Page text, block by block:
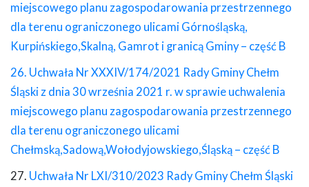
miejscowego planu zagospodarowania przestrzennego
dla terenu ograniczonego ulicami Górnośląską,
Kurpińskiego,Skalną, Gamrot i granicą Gminy – część B
26. Uchwała Nr XXXIV/174/2021 Rady Gminy Chełm
Śląski z dnia 30 września 2021 r. w sprawie uchwalenia
miejscowego planu zagospodarowania przestrzennego
dla terenu ograniczonego ulicami
Chełmską,Sadową,Wołodyjowskiego,Śląską – część B
27. Uchwała Nr LXI/310/2023 Rady Gminy Chełm Śląski